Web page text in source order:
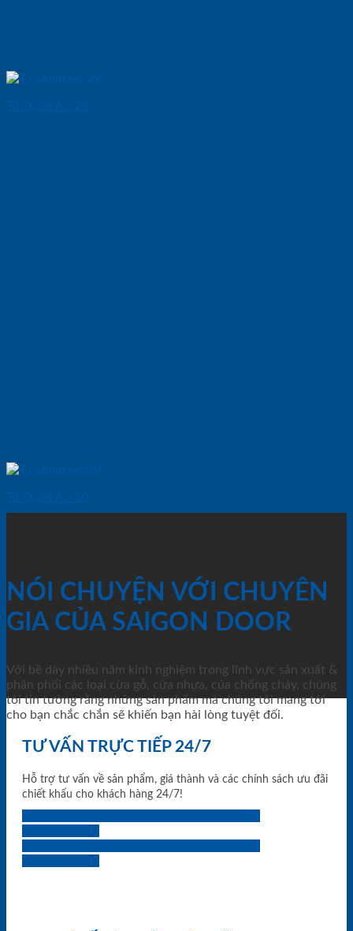
Tủ Quần Áo 29
Tủ Quần Áo 30
NÓI CHUYỆN VỚI CHUYÊN
GIA CỦA SAIGON DOOR
Với bề dày nhiều năm kinh nghiệm trong lĩnh vực sản xuất &
phân phối các loại cửa gỗ, cửa nhựa, của chống cháy, chúng
tôi tin tưởng rằng những sản phẩm mà chúng tôi mang tới
cho bạn chắc chắn sẽ khiến bạn hài lòng tuyệt đối.
TƯ VẤN TRỰC TIẾP 24/7
Hỗ trợ tư vấn về sản phẩm, giá thành và các chính sách ưu đãi
chiết khấu cho khách hàng 24/7!